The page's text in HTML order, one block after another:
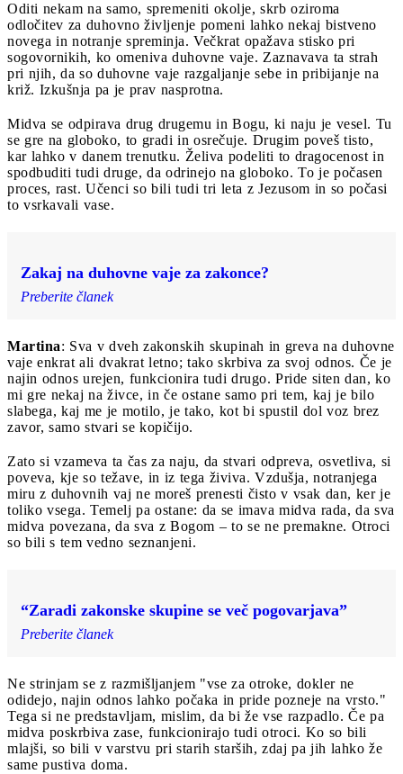
Oditi nekam na samo, spremeniti okolje, skrb oziroma
odločitev za duhovno življenje pomeni lahko nekaj bistveno
novega in notranje spreminja. Večkrat opažava stisko pri
sogovornikih, ko omeniva duhovne vaje. Zaznavava ta strah
pri njih, da so duhovne vaje razgaljanje sebe in pribijanje na
križ. Izkušnja pa je prav nasprotna.
Midva se odpirava drug drugemu in Bogu, ki naju je vesel. Tu
se gre na globoko, to gradi in osrečuje. Drugim poveš tisto,
kar lahko v danem trenutku. Želiva podeliti to dragocenost in
spodbuditi tudi druge, da odrinejo na globoko. To je počasen
proces, rast. Učenci so bili tudi tri leta z Jezusom in so počasi
to vsrkavali vase.
Zakaj na duhovne vaje za zakonce?
Preberite članek
Martina: Sva v dveh zakonskih skupinah in greva na duhovne
vaje enkrat ali dvakrat letno; tako skrbiva za svoj odnos. Če je
najin odnos urejen, funkcionira tudi drugo. Pride siten dan, ko
mi gre nekaj na živce, in če ostane samo pri tem, kaj je bilo
slabega, kaj me je motilo, je tako, kot bi spustil dol voz brez
zavor, samo stvari se kopičijo.
Zato si vzameva ta čas za naju, da stvari odpreva, osvetliva, si
poveva, kje so težave, in iz tega živiva. Vzdušja, notranjega
miru z duhovnih vaj ne moreš prenesti čisto v vsak dan, ker je
toliko vsega. Temelj pa ostane: da se imava midva rada, da sva
midva povezana, da sva z Bogom – to se ne premakne. Otroci
so bili s tem vedno seznanjeni.
“Zaradi zakonske skupine se več pogovarjava”
Preberite članek
Ne strinjam se z razmišljanjem "vse za otroke, dokler ne
odidejo, najin odnos lahko počaka in pride pozneje na vrsto."
Tega si ne predstavljam, mislim, da bi že vse razpadlo. Če pa
midva poskrbiva zase, funkcionirajo tudi otroci. Ko so bili
mlajši, so bili v varstvu pri starih starših, zdaj pa jih lahko že
same pustiva doma.